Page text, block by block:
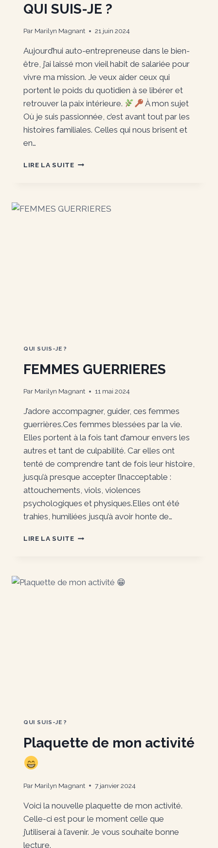
QUI SUIS-JE ?
Par Marilyn Magnant 21 juin 2024
Aujourd’hui auto-entrepreneuse dans le bien-
être, j’ai laissé mon vieil habit de salariée pour
vivre ma mission. Je veux aider ceux qui
portent le poids du quotidien à se libérer et
retrouver la paix intérieure.
À mon sujet
Où je suis passionnée, c’est avant tout par les
histoires familiales. Celles qui nous brisent et
en…
LIRE LA SUITEQUI
QUI SUIS-JE ?
FEMMES GUERRIERES
Par Marilyn Magnant 11 mai 2024
J’adore accompagner, guider, ces femmes
guerrières.Ces femmes blessées par la vie.
Elles portent à la fois tant d’amour envers les
autres et tant de culpabilité. Car elles ont
tenté de comprendre tant de fois leur histoire,
jusqu’à presque accepter l’inacceptable :
attouchements, viols, violences
psychologiques et physiques.Elles ont été
trahies, humiliées jusqu’à avoir honte de…
LIRE LA SUITEFEMMES
QUI SUIS-JE ?
Plaquette de mon activité
Par Marilyn Magnant 7 janvier 2024
Voici la nouvelle plaquette de mon activité.
Celle-ci est pour le moment celle que
j’utiliserai à l’avenir. Je vous souhaite bonne
lecture.